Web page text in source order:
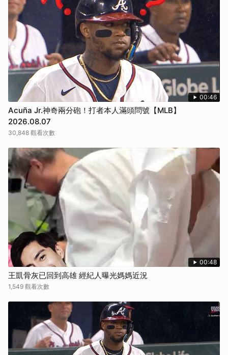
00:46
Acuña Jr.神奇兩分砲！打者本人滿頭問號【MLB】
2026.08.07
30,848 觀看次數
00:48
王凱骨灰已回到高雄 經紀人曝光媽媽近況
1,549 觀看次數
取消